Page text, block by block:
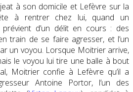
à son domicile et Lefèvre sur la
à rentrer chez lui, quand un
d’un délit en cours : des
train de se faire agresser, et l’un
un voyou. Lorsque Moitrier arrive,
le voyou lui tire une balle à bout
Moitrier confie à Lefèvre qu’il a
Antoine Portor, l’un des